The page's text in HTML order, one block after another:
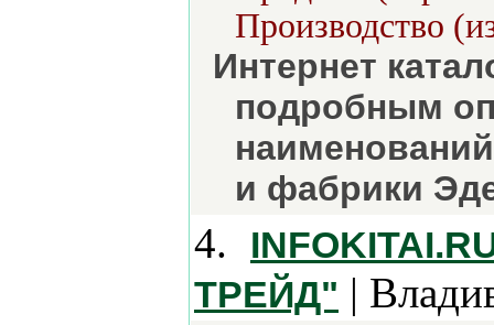
Производство
Интернет
подробным
и фабрики
4.
ТРЕЙД" |